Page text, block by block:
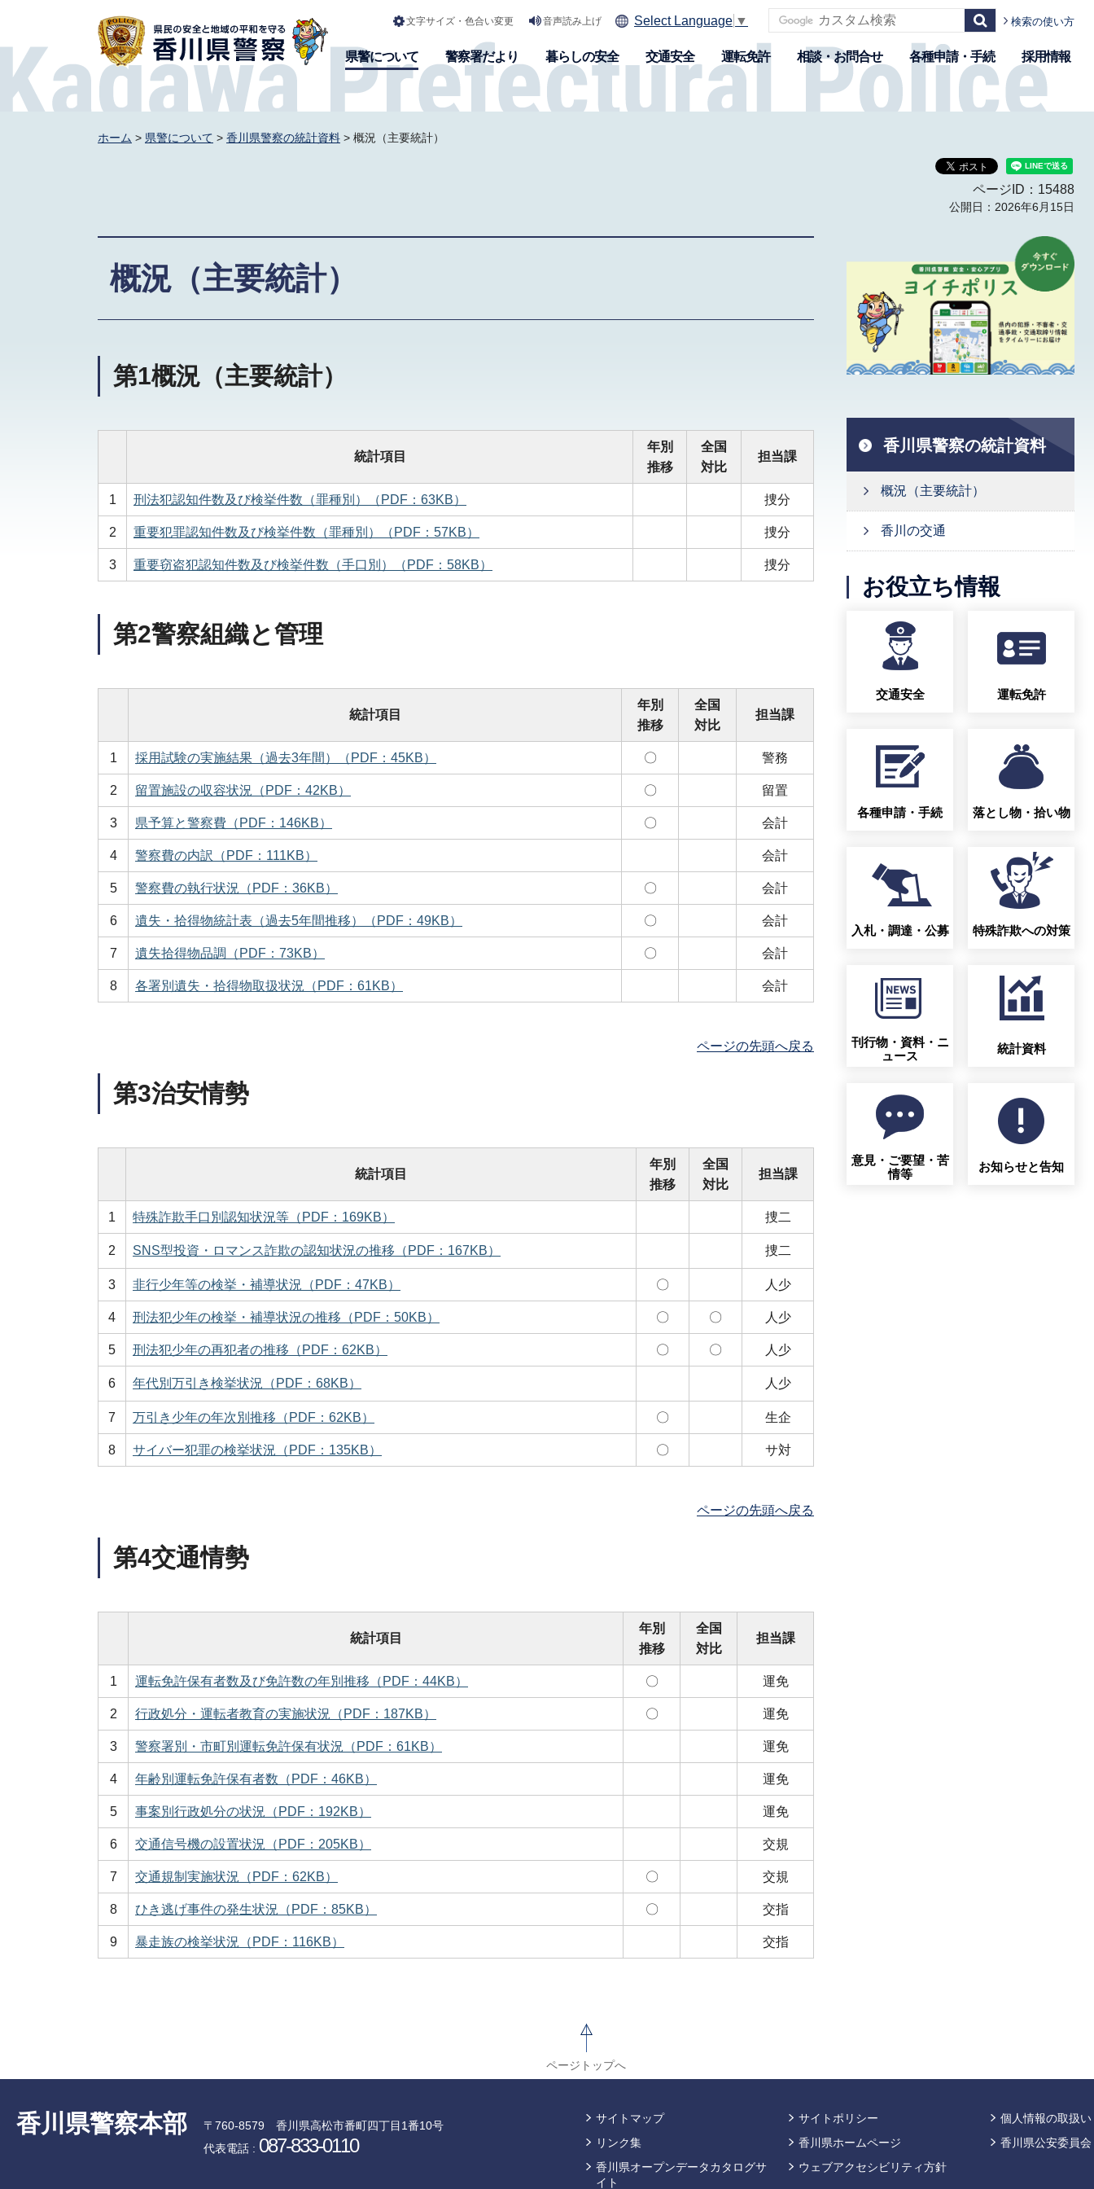
香川県警察 文字サイズ・色合い変更 音声読み上げ Select Language ▼ 検索の使い方
県警について 警察署だより 暮らしの安全 交通安全 運転免許 相談・お問合せ 各種申請・手続 採用情報
ホーム > 県警について > 香川県警察の統計資料 > 概況（主要統計）
ページID：15488
公開日：2026年6月15日
概況（主要統計）
第1概況（主要統計）
統計項目
年別
推移
全国
対比
担当課
1 刑法犯認知件数及び検挙件数（罪種別）（PDF：63KB） 捜分
2 重要犯罪認知件数及び検挙件数（罪種別）（PDF：57KB） 捜分
3 重要窃盗犯認知件数及び検挙件数（手口別）（PDF：58KB） 捜分
第2警察組織と管理
統計項目
年別
推移
全国
対比
担当課
1 採用試験の実施結果（過去3年間）（PDF：45KB） 〇 警務
2 留置施設の収容状況（PDF：42KB） 〇 留置
3 県予算と警察費（PDF：146KB） 〇 会計
4 警察費の内訳（PDF：111KB） 会計
5 警察費の執行状況（PDF：36KB） 〇 会計
6 遺失・拾得物統計表（過去5年間推移）（PDF：49KB） 〇 会計
7 遺失拾得物品調（PDF：73KB） 〇 会計
8 各署別遺失・拾得物取扱状況（PDF：61KB） 会計
ページの先頭へ戻る
第3治安情勢
統計項目
年別
推移
全国
対比
担当課
1 特殊詐欺手口別認知状況等（PDF：169KB） 捜二
2 SNS型投資・ロマンス詐欺の認知状況の推移（PDF：167KB） 捜二
3 非行少年等の検挙・補導状況（PDF：47KB） 〇 人少
4 刑法犯少年の検挙・補導状況の推移（PDF：50KB） 〇 〇 人少
5 刑法犯少年の再犯者の推移（PDF：62KB） 〇 〇 人少
6 年代別万引き検挙状況（PDF：68KB） 人少
7 万引き少年の年次別推移（PDF：62KB） 〇 生企
8 サイバー犯罪の検挙状況（PDF：135KB） 〇 サ対
ページの先頭へ戻る
第4交通情勢
統計項目
年別
推移
全国
対比
担当課
1 運転免許保有者数及び免許数の年別推移（PDF：44KB） 〇 運免
2 行政処分・運転者教育の実施状況（PDF：187KB） 〇 運免
3 警察署別・市町別運転免許保有状況（PDF：61KB） 運免
4 年齢別運転免許保有者数（PDF：46KB） 運免
5 事案別行政処分の状況（PDF：192KB） 運免
6 交通信号機の設置状況（PDF：205KB） 交規
7 交通規制実施状況（PDF：62KB） 〇 交規
8 ひき逃げ事件の発生状況（PDF：85KB） 〇 交指
9 暴走族の検挙状況（PDF：116KB） 交指
香川県警察の統計資料
概況（主要統計）
香川の交通
お役立ち情報
交通安全 運転免許
各種申請・手続 落とし物・拾い物
入札・調達・公募 特殊詐欺への対策
刊行物・資料・ニ
ュース
統計資料
意見・ご要望・苦
情等
お知らせと告知
ページトップへ
サイトマップ サイトポリシー
個人情報の取扱い
リンク集
香川県ホームページ
香川県公安委員会
香川県オープンデータカタログサ
イト
ウェブアクセシビリティ方針
香川県警察本部 〒760-8579
香川県高松市番町四丁目1番10号
代表電話 : 087-833-0110